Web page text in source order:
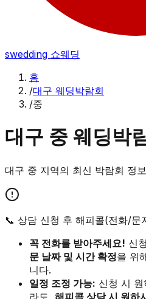
swedding 쇼웨딩
홈
/대구 웨딩박람회
/중
대구 중 웨딩박
대구 중 지역의 최신 박람회 정
📞 상담 신청 후 해피콜(전화/문
꼭 전화를 받아주세요! 신
문 날짜 및 시간 확정을 위
니다.
일정 조정 가능: 신청 시
라도, 해피콜 상담 시 원하